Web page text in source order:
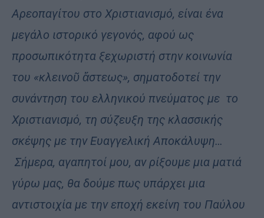
Αρεοπαγίτου στο Χριστιανισμό, είναι ένα
μεγάλο ιστορικό γεγονός, αφού ως
προσωπικότητα ξεχωριστή στην κοινωνία
του «κλεινοῦ ἄστεως», σηματοδοτεί την
συνάντηση του ελληνικού πνεύματος με το
Χριστιανισμό, τη σύζευξη της κλασσικής
σκέψης με την Ευαγγελική Αποκάλυψη…
Σήμερα, αγαπητοί μου, αν ρίξουμε μια ματιά
γύρω μας, θα δούμε πως υπάρχει μια
αντιστοιχία με την εποχή εκείνη του Παύλου